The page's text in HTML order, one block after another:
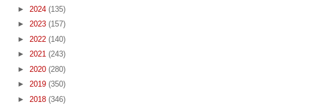
► 2024 (135)
► 2023 (157)
► 2022 (140)
► 2021 (243)
► 2020 (280)
► 2019 (350)
► 2018 (346)